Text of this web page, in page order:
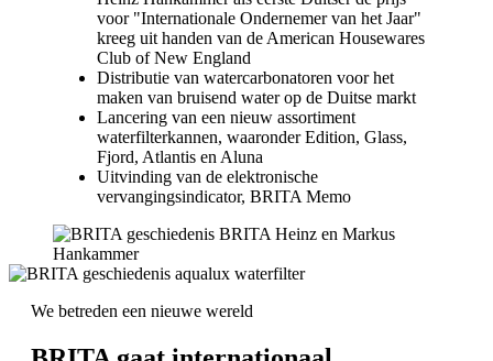
voor "Internationale Ondernemer van het Jaar"
kreeg uit handen van de American Housewares
Club of New England
Distributie van watercarbonatoren voor het
maken van bruisend water op de Duitse markt
Lancering van een nieuw assortiment
waterfilterkannen, waaronder Edition, Glass,
Fjord, Atlantis en Aluna
Uitvinding van de elektronische
vervangingsindicator, BRITA Memo
We betreden een nieuwe wereld